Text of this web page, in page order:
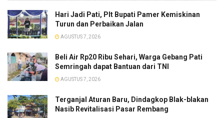
​Hari Jadi Pati, Plt Bupati Pamer Kemiskinan
Turun dan Perbaikan Jalan
AGUSTUS 7, 2026
Beli Air Rp20 Ribu Sehari, Warga Gebang Pati
Semringah dapat Bantuan dari TNI
AGUSTUS 7, 2026
Terganjal Aturan Baru, Dindagkop Blak-blakan
Nasib Revitalisasi Pasar Rembang